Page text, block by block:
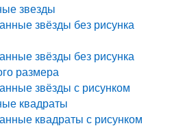
звезды
звёзды без рисунка
звёзды без рисунка
размера
звёзды с рисунком
квадраты
квадраты с рисунком